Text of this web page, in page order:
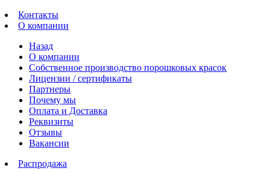
Контакты
О компании
Назад
О компании
Собственное производство порошковых красок
Лицензии / сертификаты
Партнеры
Почему мы
Оплата и Доставка
Реквизиты
Отзывы
Вакансии
Распродажа